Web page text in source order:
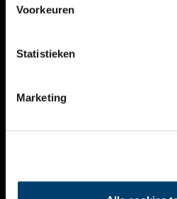
Voorkeuren
Statistieken
Marketing
KALENDER
THEMA’S
VIDEO’S
CONTACT